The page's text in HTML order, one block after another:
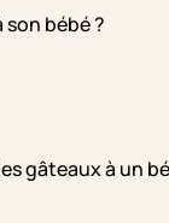
bébé ?
gâteaux à un